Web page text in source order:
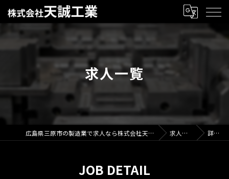
求人一覧
広島県三原市の製造業で求人なら株式会社天誠工業 求人一覧 詳細
JOB DETAIL